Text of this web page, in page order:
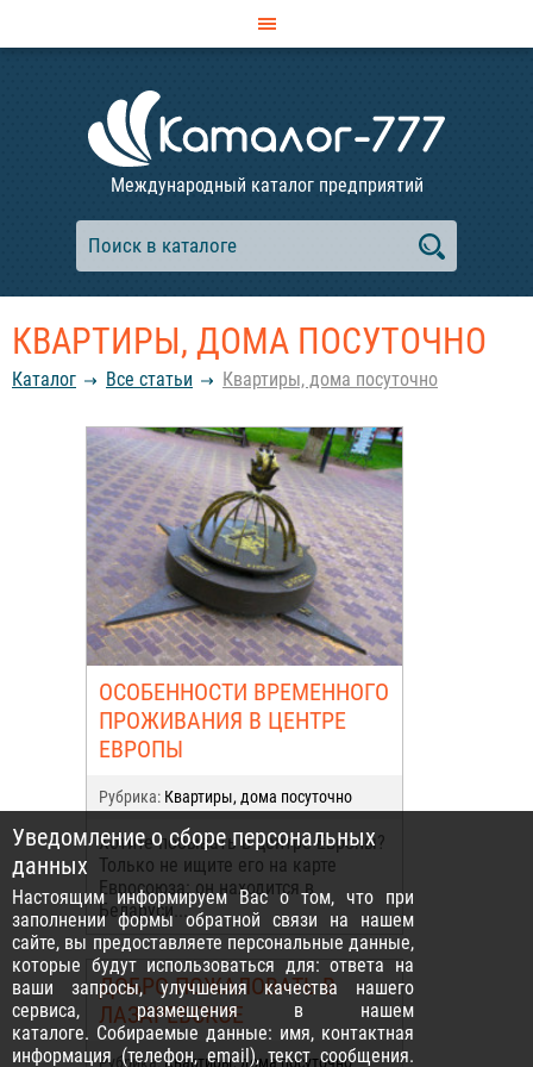
Международный каталог предприятий
КВАРТИРЫ, ДОМА ПОСУТОЧНО
Каталог Все статьи Квартиры, дома посуточно
ОСОБЕННОСТИ ВРЕМЕННОГО
ПРОЖИВАНИЯ В ЦЕНТРЕ
ЕВРОПЫ
Рубрика: Квартиры, дома посуточно
Хотите побывать в центре Европы?
Только не ищите его на карте
Евросоюза: он находится в
Беларуси...
ДОБРО ПОЖАЛОВАТЬ В
ЛАЗАРЕВСКОЕ
Рубрика:Квартиры, дома посуточно
Уведомление о сборе персональных
данных
Настоящим информируем Вас о том, что при
заполнении формы обратной связи на нашем
сайте, вы предоставляете персональные данные,
которые будут использоваться для: ответа на
ваши запросы, улучшения качества нашего
сервиса, размещения в нашем
каталоге. Собираемые данные: имя, контактная
информация (телефон, email), текст сообщения.